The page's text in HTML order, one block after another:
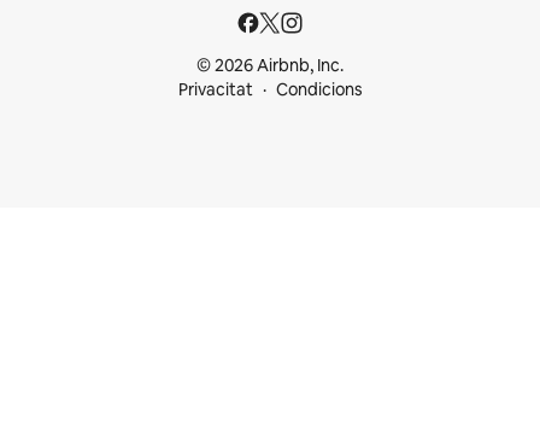
© 2026 Airbnb, Inc.
Privacitat
Condicions